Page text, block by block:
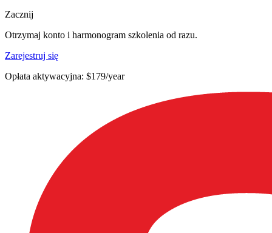
Zacznij
Otrzymaj konto i harmonogram szkolenia od razu.
Zarejestruj się
Opłata aktywacyjna: $179/year